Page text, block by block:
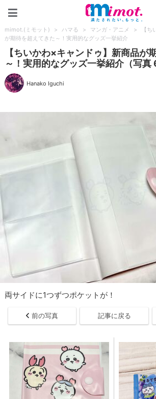
mimot.(ミモット) > ハマる > マンガ・アニメ >
【
が期待を超えてきた～！実用的なグッズ一挙紹介
【ちいかわ×キャンドゥ】新商品が
～！実用的なグッズ一挙紹介（写真
Hanako Iguchi
両サイドに1つずつポケットが！
前の写真 記事に戻る